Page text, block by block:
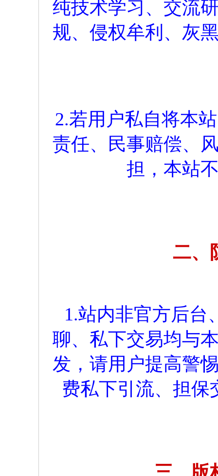
纯技术学习、交流
规、侵权牟利、灰
2.若用户私自将本
责任、民事赔偿、
担，本站
二、
1.站内非官方后台
聊、私下交易均与
发，请用户提高警
费私下引流、担保